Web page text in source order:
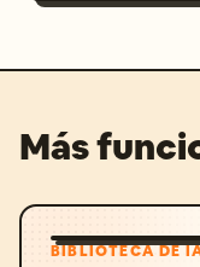
Más
BIBLIOTECA DE